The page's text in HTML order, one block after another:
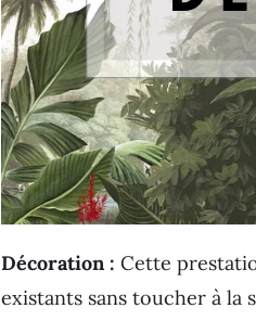
Décoration : Cette
existants sans toucher à la